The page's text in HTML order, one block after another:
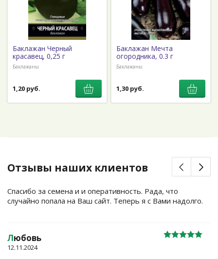
Баклажан Черный
красавец, 0,25 г
Баклажаны
1,20 руб.
Баклажан Мечта
огородника, 0.3 г
Баклажаны
1,30 руб.
Отзывы наших клиентов
Спасибо за семена и и оперативность. Рада, что
случайно попала на Ваш сайт. Теперь я с Вами надолго.
Любовь
12.11.2024